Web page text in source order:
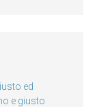
ed
e giusto